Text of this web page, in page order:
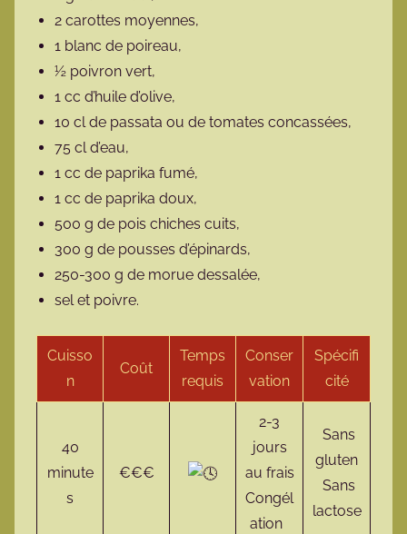
2 carottes moyennes,
1 blanc de poireau,
½ poivron vert,
1 cc d’huile d’olive,
10 cl de passata ou de tomates concassées,
75 cl d’eau,
1 cc de paprika fumé,
1 cc de paprika doux,
500 g de pois chiches cuits,
300 g de pousses d’épinards,
250-300 g de morue dessalée,
sel et poivre.
Cuisso
n
Coût
Temps
requis
Conser
vation
Spécifi
cité
40
minute
s
€€€
2-3
jours
au frais
Congél
ation
Sans
gluten
Sans
lactose